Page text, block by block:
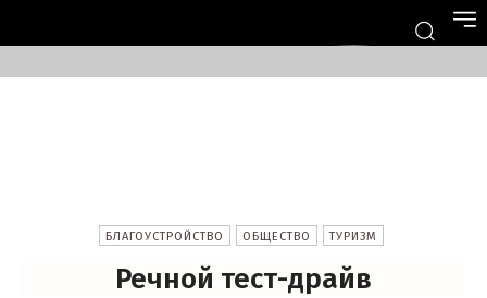
БЛАГОУСТРОЙСТВО ОБЩЕСТВО ТУРИЗМ
Речной тест-драйв